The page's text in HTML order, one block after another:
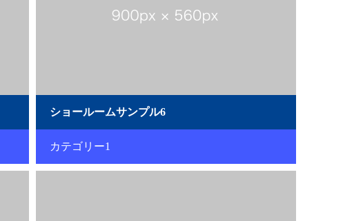
ショールームサンプル6
カテゴリー1